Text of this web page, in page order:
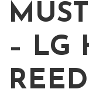
– LG